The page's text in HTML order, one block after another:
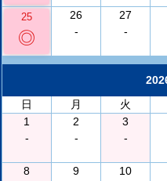
25
◎
26
-
27
-
日
月 火
1
-
2
-
3
-
8
9
10